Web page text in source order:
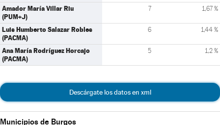
Amador María Villar Riu
(PUM+J)
7 1,67 %
Luis Humberto Salazar Robles
(PACMA)
6 1,44 %
Ana María Rodríguez Horcajo
(PACMA)
5 1,2 %
Descárgate los datos en xml
Municipios de Burgos